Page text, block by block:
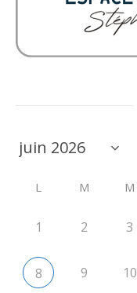
L M M
1 2 3
8 9 10